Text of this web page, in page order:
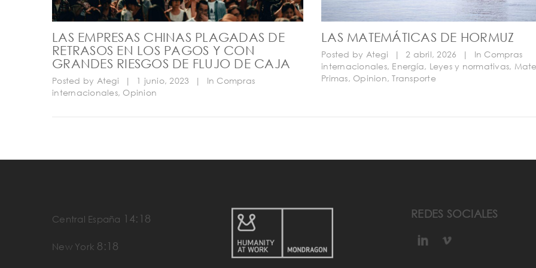
LAS EMPRESAS CHINAS PLAGADAS DE
RETRASOS EN LOS PAGOS Y CON
GRANDES RIESGOS DE FLUJO DE CAJA
Posted by Ategi | 1 junio, 2023 | In Compras
internacionales, Opinion
LAS MATEMÁTICAS DE HORMUZ
Posted by Ategi | 2 abril, 2026 | In Compras
internacionales, Energía, Leyes y normativas,
Primas, Opinion,Transporte
Central España 14:18
New York 8:18
REDES SOCIALES